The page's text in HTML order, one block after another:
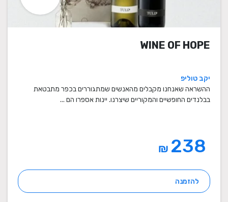
WINE OF HOPE
יקב טוליפ
ההשראה שאנחנו מקבלים מהאנשים שמתגוררים בכפר מתבטאת
בבלנדים החופשיים והמקוריים שיצרנו. יינות אספרו הם ...
₪
להזמנה